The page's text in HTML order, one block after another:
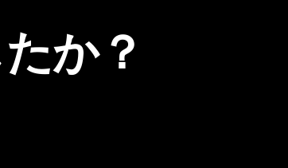
か？